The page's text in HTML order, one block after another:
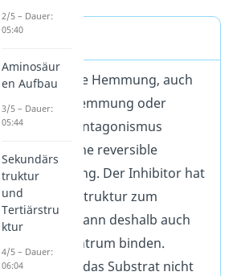
Definition
Die kompetitive Hemmung, auch
isosterische Hemmung oder
kompetitiver Antagonismus
genannt, ist eine reversible
Enzymhemmung. Der Inhibitor hat
eine ähnliche Struktur zum
Substrat und kann deshalb auch
am aktiven Zentrum binden.
Dadurch kann das Substrat nicht
2/5 – Dauer:
05:40
Aminosäur
en Aufbau
3/5 – Dauer:
05:44
Sekundärs
truktur
und
Tertiärstru
ktur
4/5 – Dauer:
06:04